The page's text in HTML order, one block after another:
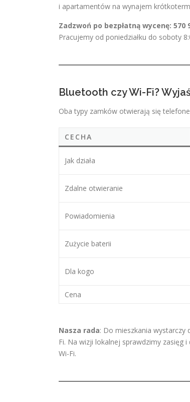
i apartamentów na wynajem
Zadzwoń po bezpłatną wycenę: 570
Pracujemy od poniedziałku do soboty
Bluetooth czy Wi-Fi?
Oba typy zamków otwierają się
CECHA
Jak działa
Zdalne otwieranie
Powiadomienia
Zużycie baterii
Dla kogo
Cena
Nasza rada: Do mieszkania
Fi. Na wizji lokalnej sprawdzimy
Wi-Fi.